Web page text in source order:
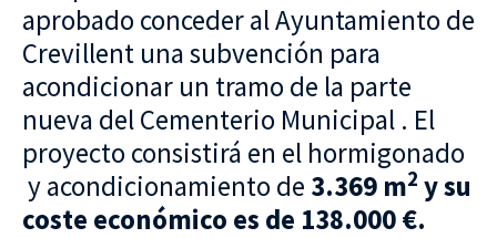
aprobado conceder al Ayuntamiento de
Crevillent una subvención para
acondicionar un tramo de la parte
nueva del Cementerio Municipal . El
proyecto consistirá en el hormigonado
y acondicionamiento de 3.369 m2 y su
coste económico es de 138.000 €.